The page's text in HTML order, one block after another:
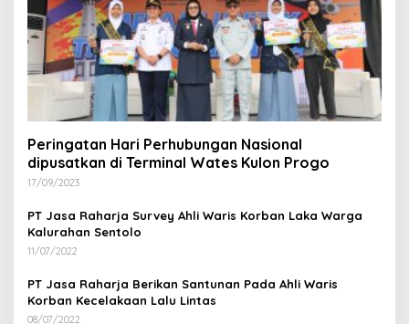
Peringatan Hari Perhubungan Nasional
dipusatkan di Terminal Wates Kulon Progo
17/09/2023
PT Jasa Raharja Survey Ahli Waris Korban Laka Warga
Kalurahan Sentolo
11/07/2022
PT Jasa Raharja Berikan Santunan Pada Ahli Waris
Korban Kecelakaan Lalu Lintas
08/07/2022